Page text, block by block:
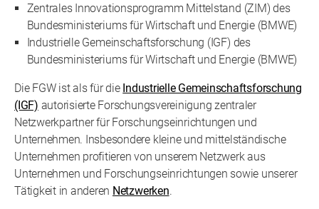
Zentrales Innovationsprogramm Mittelstand (ZIM) des
Bundesministeriums für Wirtschaft und Energie (BMWE)
Industrielle Gemeinschaftsforschung (IGF) des
Bundesministeriums für Wirtschaft und Energie (BMWE)
Die FGW ist als für die Industrielle Gemeinschaftsforschung
(IGF) autorisierte Forschungsvereinigung zentraler
Netzwerkpartner für Forschungseinrichtungen und
Unternehmen. Insbesondere kleine und mittelständische
Unternehmen profitieren von unserem Netzwerk aus
Unternehmen und Forschungseinrichtungen sowie unserer
Tätigkeit in anderen Netzwerken.